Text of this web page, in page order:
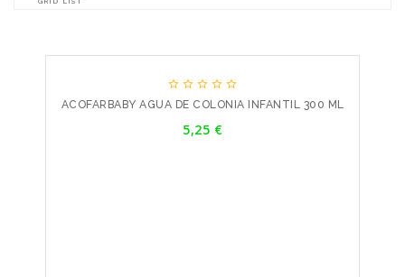
    
ACOFARBABY AGUA DE COLONIA INFANTIL 300 ML
5,25 €